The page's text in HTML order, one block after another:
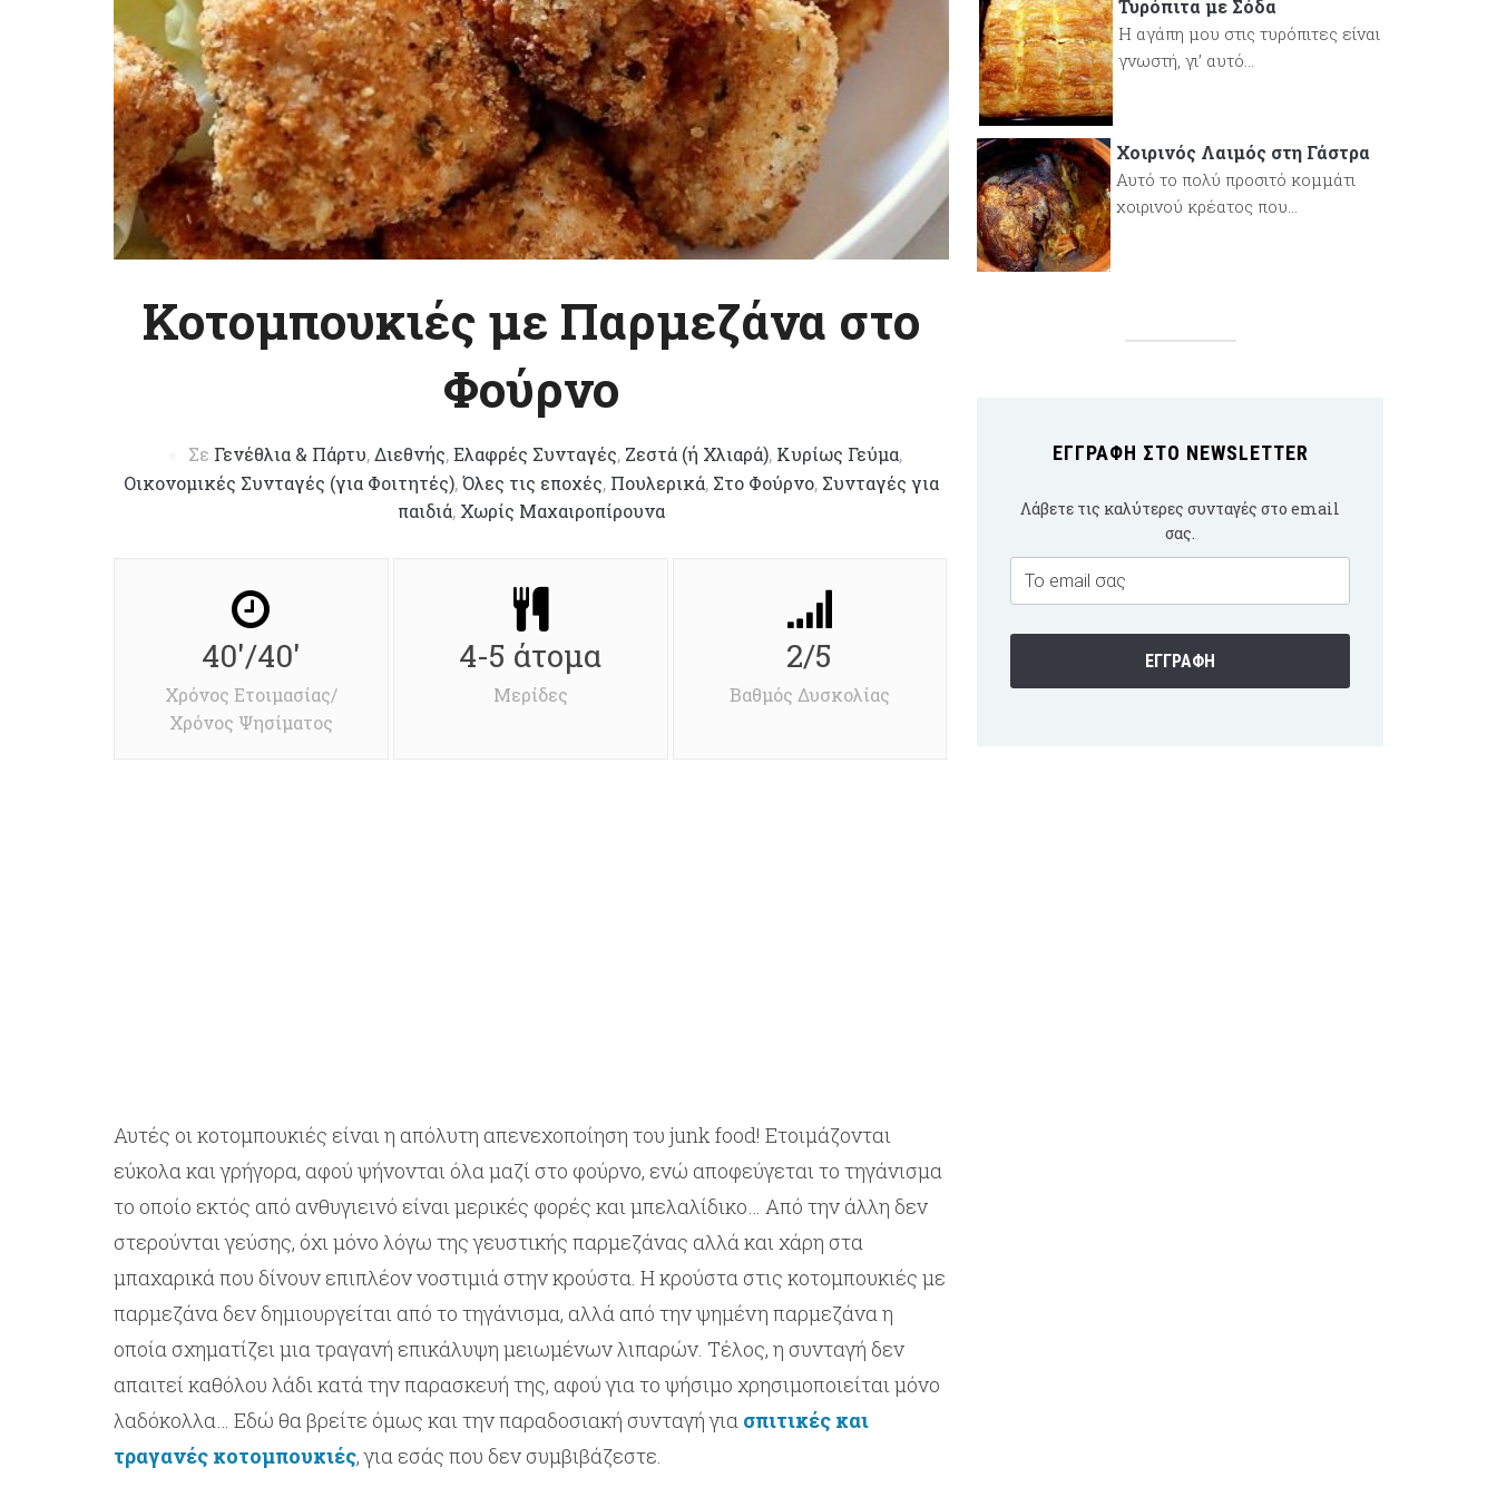
Κοτομπουκιές με Παρμεζάνα στο
Φούρνο
Σε Γενέθλια & Πάρτυ,Διεθνής,Ελαφρές Συνταγές, Ζεστά (ή Χλιαρά), Κυρίως Γεύμα,
Οικονομικές Συνταγές (για Φοιτητές),Όλες τις εποχές, Πουλερικά, Στο Φούρνο, Συνταγές για
παιδιά, Χωρίς Μαχαιροπίρουνα
40'/40'
Χρόνος Ετοιμασίας/
Χρόνος Ψησίματος
4-5 άτομα
Μερίδες
2/5
Βαθμός Δυσκολίας
Αυτές οι κοτομπουκιές είναι η απόλυτη απενεχοποίηση του junk food! Ετοιμάζονται
εύκολα και γρήγορα, αφού ψήνονται όλα μαζί στο φούρνο, ενώ αποφεύγεται το τηγάνισμα
το οποίο εκτός από ανθυγιεινό είναι μερικές φορές και μπελαλίδικο… Από την άλλη δεν
στερούνται γεύσης, όχι μόνο λόγω της γευστικής παρμεζάνας αλλά και χάρη στα
μπαχαρικά που δίνουν επιπλέον νοστιμιά στην κρούστα. Η κρούστα στις κοτομπουκιές με
παρμεζάνα δεν δημιουργείται από το τηγάνισμα, αλλά από την ψημένη παρμεζάνα η
οποία σχηματίζει μια τραγανή επικάλυψη μειωμένων λιπαρών. Τέλος, η συνταγή δεν
απαιτεί καθόλου λάδι κατά την παρασκευή της, αφού για το ψήσιμο χρησιμοποιείται μόνο
λαδόκολλα… Εδώ θα βρείτε όμως και την παραδοσιακή συνταγή για σπιτικές και
τραγανές κοτομπουκιές, για εσάς που δεν συμβιβάζεστε.
Τυρόπιτα με Σόδα
Η αγάπη μου στις τυρόπιτες είναι
γνωστή, γι’ αυτό...
Χοιρινός Λαιμός στη Γάστρα
Αυτό το πολύ προσιτό κομμάτι
χοιρινού κρέατος που...
ΕΓΓΡΑΦΉ ΣΤΟ NEWSLETTER
Λάβετε τις καλύτερες συνταγές στο email
σας.
Email
Subscription
ΕΓΓΡΑΦΉ